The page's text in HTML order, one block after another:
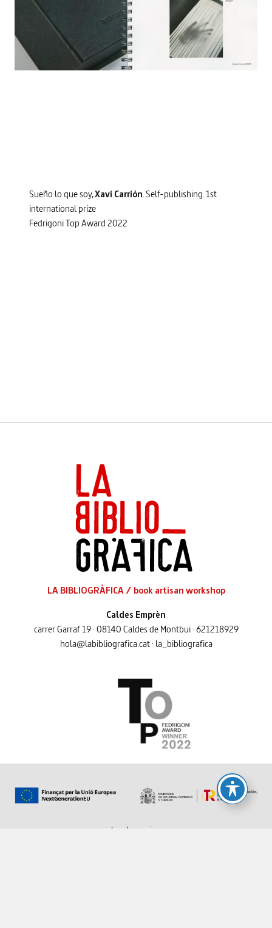
Sueño lo que soy,Xavi Carrión. Self-publishing. 1st
international prize
Fedrigoni Top Award 2022
LA BIBLIOGRÀFICA / book artisan workshop
Caldes Emprèn
carrer Garraf 19 · 08140 Caldes de Montbui · 621218929
hola@labibliografica.cat · la_bibliografica
legal warning